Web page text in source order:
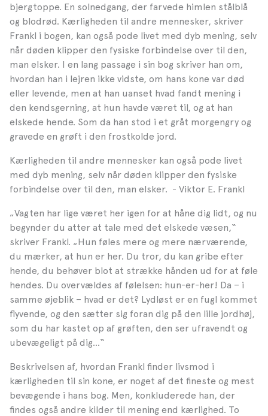
bjergtoppe. En solnedgang, der farvede himlen stålblå
og blodrød. Kærligheden til andre mennesker, skriver
Frankl i bogen, kan også pode livet med dyb mening, selv
når døden klipper den fysiske forbindelse over til den,
man elsker. I en lang passage i sin bog skriver han om,
hvordan han i lejren ikke vidste, om hans kone var død
eller levende, men at han uanset hvad fandt mening i
den kendsgerning, at hun havde været til, og at han
elskede hende. Som da han stod i et gråt morgengry og
gravede en grøft i den frostkolde jord.
Kærligheden til andre mennesker kan også pode livet
med dyb mening, selv når døden klipper den fysiske
forbindelse over til den, man elsker. - Viktor E. Frankl
„Vagten har lige været her igen for at håne dig lidt, og nu
begynder du atter at tale med det elskede væsen,“
skriver Frankl. „Hun føles mere og mere nærværende,
du mærker, at hun er her. Du tror, du kan gribe efter
hende, du behøver blot at strække hånden ud for at føle
hendes. Du overvældes af følelsen: hun-er-her! Da – i
samme øjeblik – hvad er det? Lydløst er en fugl kommet
flyvende, og den sætter sig foran dig på den lille jordhøj,
som du har kastet op af grøften, den ser ufravendt og
ubevægeligt på dig…“
Beskrivelsen af, hvordan Frankl finder livsmod i
kærligheden til sin kone, er noget af det fineste og mest
bevægende i hans bog. Men, konkluderede han, der
findes også andre kilder til mening end kærlighed. To